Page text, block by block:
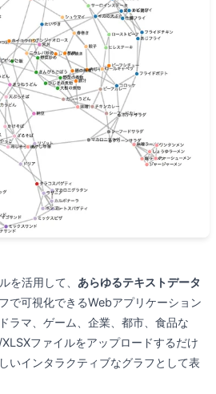
を活用して、 あらゆるテキストデータ
で可視化できるWebアプリケーション
ラマ、ゲーム、企業、都市、食品な
ファイルをアップロードするだけ
いインタラクティブなグラフとして表